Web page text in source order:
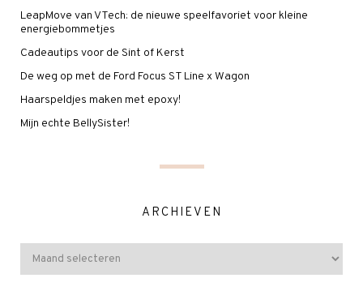
LeapMove van VTech: de nieuwe speelfavoriet voor kleine
energiebommetjes
Cadeautips voor de Sint of Kerst
De weg op met de Ford Focus ST Line x Wagon
Haarspeldjes maken met epoxy!
Mijn echte BellySister!
ARCHIEVEN